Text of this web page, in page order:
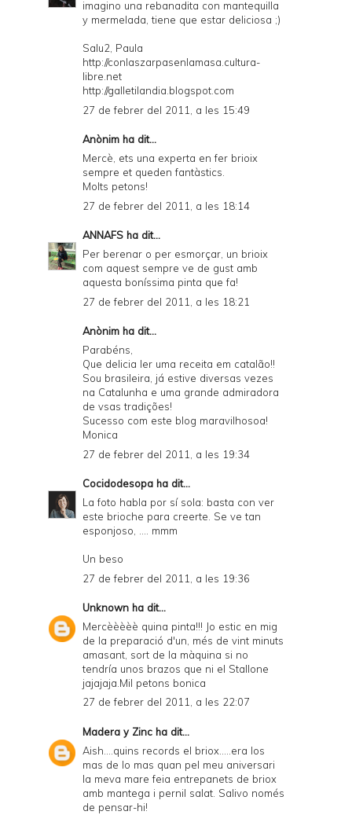
imagino una rebanadita con mantequilla
y mermelada, tiene que estar deliciosa ;)
Salu2, Paula
http://conlaszarpasenlamasa.cultura-
libre.net
http://galletilandia.blogspot.com
27 de febrer del 2011, a les 15:49
Anònim ha dit...
Mercè, ets una experta en fer brioix
sempre et queden fantàstics.
Molts petons!
27 de febrer del 2011, a les 18:14
ANNAFS ha dit...
Per berenar o per esmorçar, un brioix
com aquest sempre ve de gust amb
aquesta boníssima pinta que fa!
27 de febrer del 2011, a les 18:21
Anònim ha dit...
Parabéns,
Que delicia ler uma receita em catalão!!
Sou brasileira, já estive diversas vezes
na Catalunha e uma grande admiradora
de vsas tradições!
Sucesso com este blog maravilhosoa!
Monica
27 de febrer del 2011, a les 19:34
Cocidodesopa ha dit...
La foto habla por sí sola: basta con ver
este brioche para creerte. Se ve tan
esponjoso, .... mmm
Un beso
27 de febrer del 2011, a les 19:36
Unknown ha dit...
Mercèèèèè quina pinta!!! Jo estic en mig
de la preparació d'un, més de vint minuts
amasant, sort de la màquina si no
tendría unos brazos que ni el Stallone
jajajaja.Mil petons bonica
27 de febrer del 2011, a les 22:07
Madera y Zinc ha dit...
Aish....quins records el briox.....era los
mas de lo mas quan pel meu aniversari
la meva mare feia entrepanets de briox
amb mantega i pernil salat. Salivo només
de pensar-hi!